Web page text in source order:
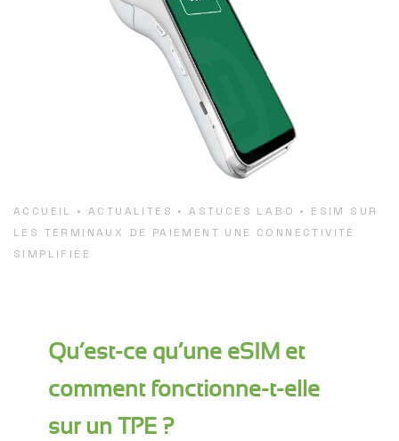
ACCUEIL •ACTUALITÉS •ASTUCES LABO • ESIM SUR
LES TERMINAUX DE PAIEMENT UNE CONNECTIVITÉ
SIMPLIFIÉE
Qu’est-ce qu’une eSIM et
comment fonctionne-t-elle
sur un TPE ?